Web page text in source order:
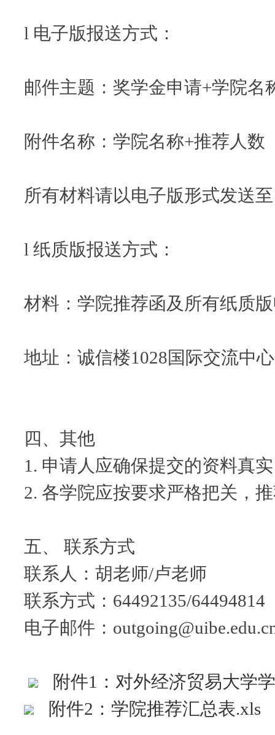
l 电子版报送方式：
邮件主题：奖学金申请+学院名
附件名称：学院名称+推荐人数
所有材料请以电子版形式发送至
l 纸质版报送方式：
材料：学院推荐函及所有纸质
地址：诚信楼1028国际交流中心
四、其他
1. 申请人应确保提交的资料真
2. 各学院应按要求严格把关，
五、 联系方式
联系人：胡老师/卢老师
联系方式：64492135/64494814
电子邮件：
附件1：对外经济贸易大学
附件2：学院推荐汇总表.xls